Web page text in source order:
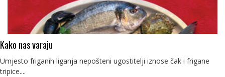
Kako nas varaju
Umjesto friganih liganja nepošteni ugostitelji iznose čak i frigane
tripice....